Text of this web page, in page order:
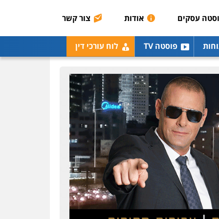
עסקים אודות צור קשר
פוסטה TV לוח עורכי דין
מחיקת כתבות מגוגל
ודחיקת אזכורים שליליים
דין
0522508109
אחסון אתרים
מהירות הגנה גיבוי
תמיכה שירותים מקצועיים
לעורכי דין
מרכז התחלה חדשה
אסירים עבירות מין
שירותים מקצועיים לעורכי
דין
0544500346
מאיה בלום, עו"ס,
טיפול ושיקום
טיפול בהתמכרויות